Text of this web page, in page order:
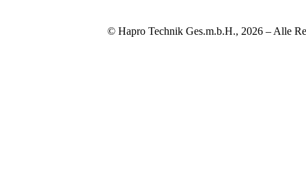
© Hapro Technik Ges.m.b.H., 2026 – Alle